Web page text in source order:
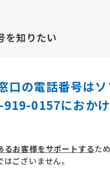
を知りたい
口の電話番号は
0157におか
お客様をサポートするた
ございません。